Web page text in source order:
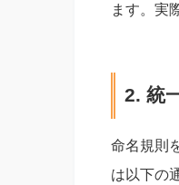
ます。実
2. 統
命名規則
は以下の